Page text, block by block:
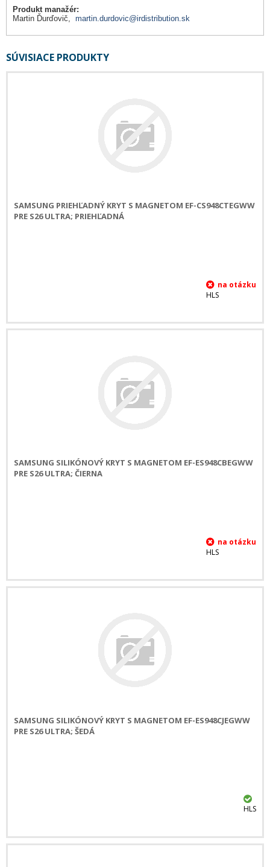
Produkt manažér:
Martin Ďurďovič, martin.durdovic@irdistribution.sk
SÚVISIACE PRODUKTY
SAMSUNG PRIEHĽADNÝ KRYT S MAGNETOM EF-CS948CTEGWW
PRE S26 ULTRA; PRIEHĽADNÁ
HLS
SAMSUNG SILIKÓNOVÝ KRYT S MAGNETOM EF-ES948CBEGWW
PRE S26 ULTRA; ČIERNA
HLS
SAMSUNG SILIKÓNOVÝ KRYT S MAGNETOM EF-ES948CJEGWW
PRE S26 ULTRA; ŠEDÁ
HLS